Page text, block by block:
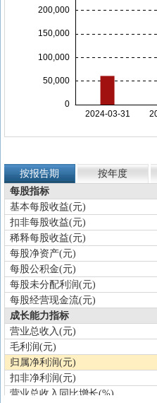
按报告期 按年度
每股指标
基本每股收益(元)
扣非每股收益(元)
稀释每股收益(元)
每股净资产(元)
每股公积金(元)
每股未分配利润(元)
每股经营现金流(元)
成长能力指标
营业总收入(元)
毛利润(元)
归属净利润(元)
扣非净利润(元)
营业总收入同比增长(%)